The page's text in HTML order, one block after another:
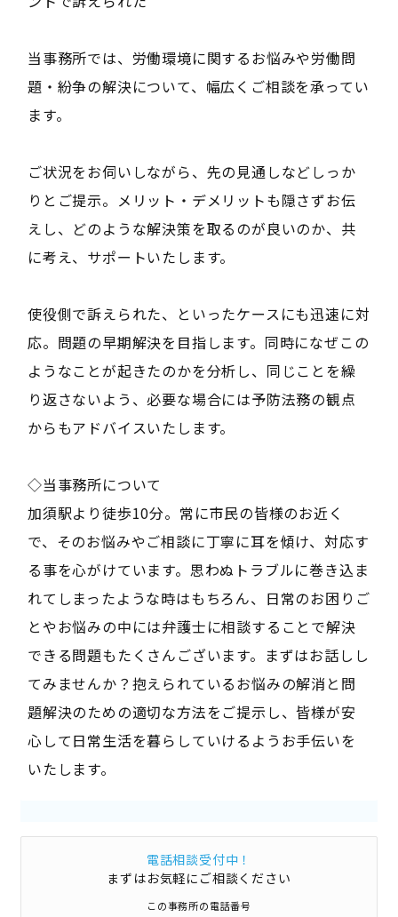
当事務所では、労働環境に関するお悩みや労働問
題・紛争の解決について、幅広くご相談を承ってい
ます。
ご状況をお伺いしながら、先の見通しなどしっか
りとご提示。メリット・デメリットも隠さずお伝
えし、どのような解決策を取るのが良いのか、共
に考え、サポートいたします。
使役側で訴えられた、といったケースにも迅速に対
応。問題の早期解決を目指します。同時になぜこの
ようなことが起きたのかを分析し、同じことを繰
り返さないよう、必要な場合には予防法務の観点
からもアドバイスいたします。
◇当事務所について
加須駅より徒歩10分。常に市民の皆様のお近く
で、そのお悩みやご相談に丁寧に耳を傾け、対応す
る事を心がけています。思わぬトラブルに巻き込ま
れてしまったような時はもちろん、日常のお困りご
とやお悩みの中には弁護士に相談することで解決
できる問題もたくさんございます。まずはお話しし
てみませんか？抱えられているお悩みの解消と問
題解決のための適切な方法をご提示し、皆様が安
心して日常生活を暮らしていけるようお手伝いを
いたします。
電話相談受付中！
まずはお気軽にご相談ください
この事務所の電話番号